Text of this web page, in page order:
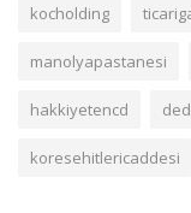
kocholding
manolyapastanesi
hakkiyetencd
koresehitlericaddesi